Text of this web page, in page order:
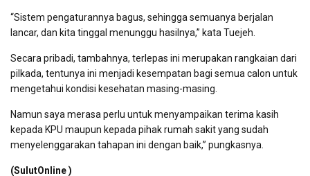
“Sistem pengaturannya bagus, sehingga semuanya berjalan
lancar, dan kita tinggal menunggu hasilnya,” kata Tuejeh.
Secara pribadi, tambahnya, terlepas ini merupakan rangkaian dari
pilkada, tentunya ini menjadi kesempatan bagi semua calon untuk
mengetahui kondisi kesehatan masing-masing.
Namun saya merasa perlu untuk menyampaikan terima kasih
kepada KPU maupun kepada pihak rumah sakit yang sudah
menyelenggarakan tahapan ini dengan baik,” pungkasnya.
(SulutOnline )